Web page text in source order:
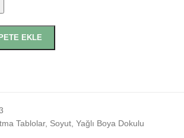
EKLE
Tablolar, Soyut, Yağlı Boya Dokulu